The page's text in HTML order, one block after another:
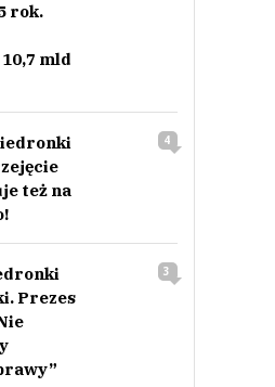
rok.
mld
też na
4
Prezes
3